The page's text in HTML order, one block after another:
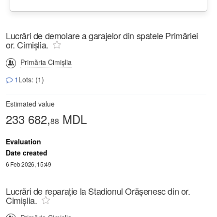
Lucrări de demolare a garajelor din spatele Primăriei
or. Cimișlia.
Primăria Cimișlia
1 Lots: (1)
Estimated value
233 682,88 MDL
Evaluation
Date created
6 Feb 2026, 15:49
Lucrări de reparație la Stadionul Orășenesc din or.
Cimișlia.